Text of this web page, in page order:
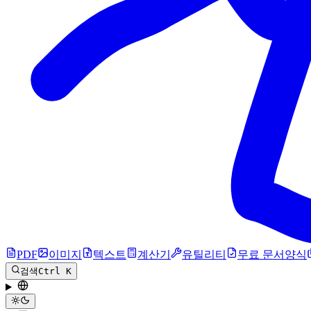
PDF 이미지 텍스트 계산기 유틸리티 무료 문서양식
검색Ctrl K